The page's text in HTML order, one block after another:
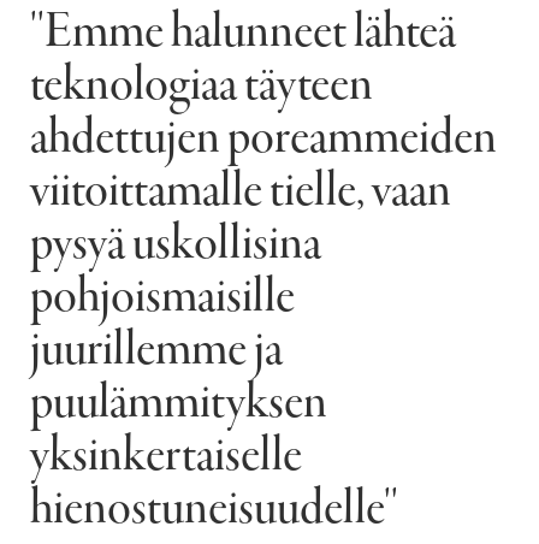
''Emme halunneet lähteä
teknologiaa täyteen
ahdettujen poreammeiden
viitoittamalle tielle, vaan
pysyä uskollisina
pohjoismaisille
juurillemme ja
puulämmityksen
yksinkertaiselle
hienostuneisuudelle''